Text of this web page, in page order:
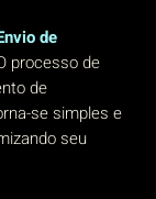
de
processo de
de
se simples e
seu